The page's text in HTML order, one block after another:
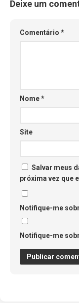
Deixe um
Comentário *
Nome*
Site
Salvar meus
próxima vez que
Notifique-me
Notifique-me